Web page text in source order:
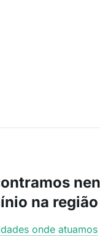
na região
onde atuamos